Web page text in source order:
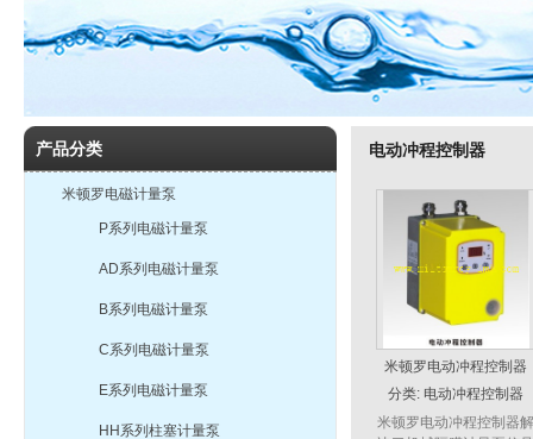
产品分类
米顿罗电磁计量泵
P系列电磁计量泵
AD系列电磁计量泵
B系列电磁计量泵
C系列电磁计量泵
E系列电磁计量泵
HH系列柱塞计量泵
电动冲程控制器
米顿罗电动冲程控制器
分类: 电动冲程控制器
米顿罗电动冲程控制器解